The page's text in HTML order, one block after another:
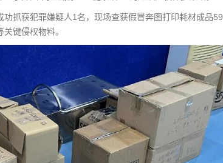
抓获犯罪嫌疑人1名，现场查获假冒奔图打印耗材成品59
键侵权物料。